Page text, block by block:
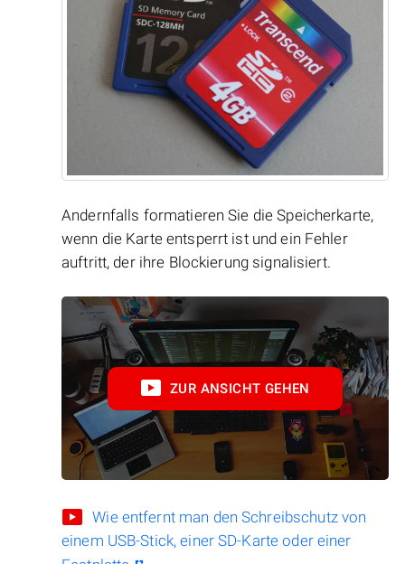
Andernfalls formatieren Sie die Speicherkarte,
wenn die Karte entsperrt ist und ein Fehler
auftritt, der ihre Blockierung signalisiert.
ZUR ANSICHT GEHEN
Wie entfernt man den Schreibschutz von
einem USB-Stick, einer SD-Karte oder einer